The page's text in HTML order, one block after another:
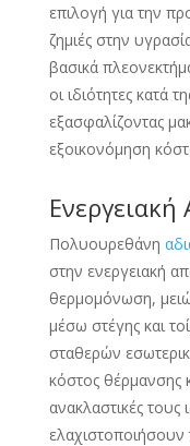
επιλογή για την
ζημιές στην
βασικά
οι ιδιότητες κατά
εξασφαλίζοντας
εξοικονόμηση
Πολυουρεθάνη
στην ενεργειακή
θερμομόνωση,
μέσω στέγης και
σταθερών
κόστος θέρμανσης
ανακλαστικές τους
ελαχιστοποιήσουν